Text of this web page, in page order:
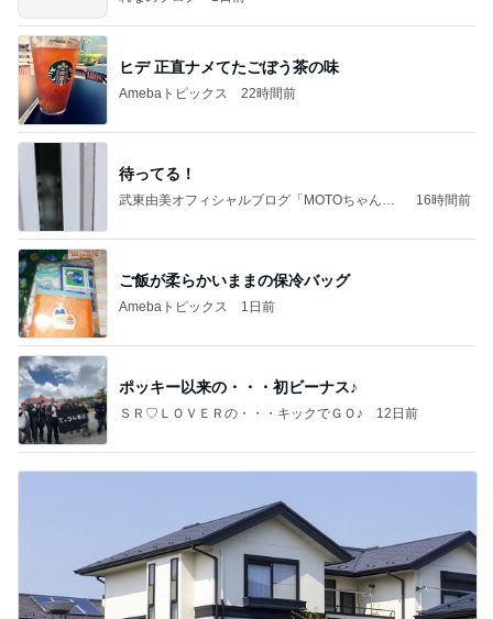
ヒデ 正直ナメてたごぼう茶の味
Amebaトピックス 22時間前
待ってる！
武東由美オフィシャルブログ「MOTOちゃんと
16時間前
ご飯が柔らかいままの保冷バッグ
Amebaトピックス 1日前
ポッキー以来の・・・初ビーナス♪
ＳＲ♡ＬＯＶＥＲの・・・キックでＧＯ♪ 12日前